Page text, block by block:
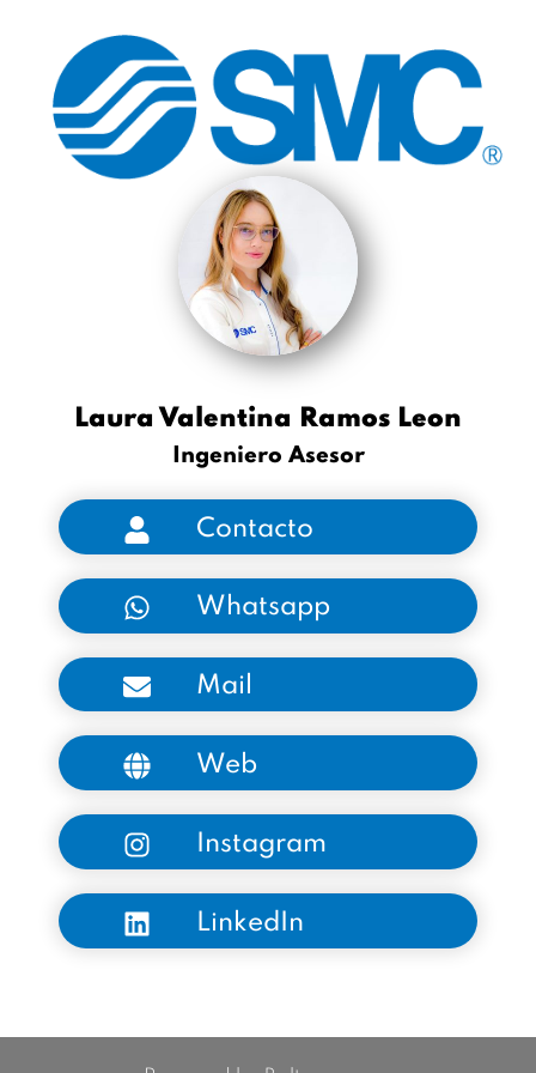
Laura Valentina Ramos Leon
Ingeniero Asesor
Contacto
Whatsapp
Mail
Web
Instagram
LinkedIn